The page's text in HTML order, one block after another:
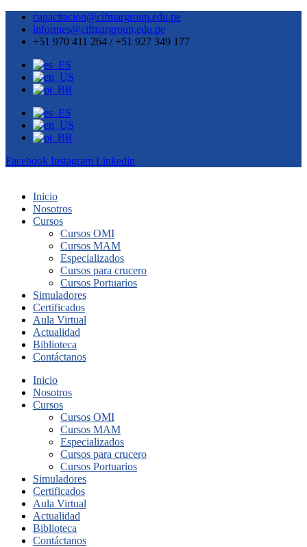
capacitacion@cifmargroup.edu.pe
informes@cifmargroup.edu.pe
+51 970 411 264 / +51 927 349 177
Facebook Instagram Linkedin
Inicio
Nosotros
Cursos
Cursos OMI
Cursos MAM
Especializados
Cursos para crucero
Cursos Portuarios
Simuladores
Certificados
Aula Virtual
Actualidad
Biblioteca
Contáctanos
Inicio
Nosotros
Cursos
Cursos OMI
Cursos MAM
Especializados
Cursos para crucero
Cursos Portuarios
Simuladores
Certificados
Aula Virtual
Actualidad
Biblioteca
Contáctanos